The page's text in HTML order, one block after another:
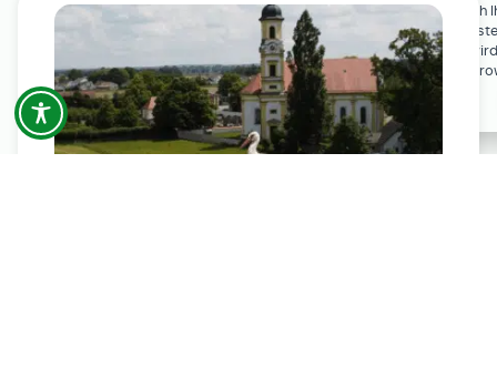
Der KI-Chatbot steht erst nach
Einwilligung in den Cookie-
Verfügung. Der Chat-Verlauf
ausschließlich lokal in Ihrem
gespeichert.